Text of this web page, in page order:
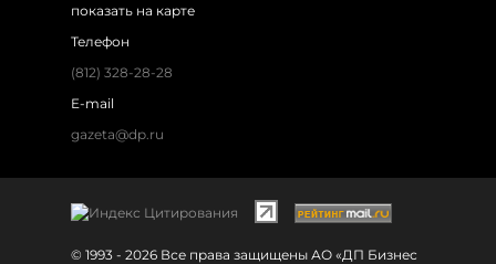
показать на карте
Телефон
(812) 328-28-28
E-mail
gazeta@dp.ru
© 1993 - 2026 Все права защищены АО «ДП Бизнес